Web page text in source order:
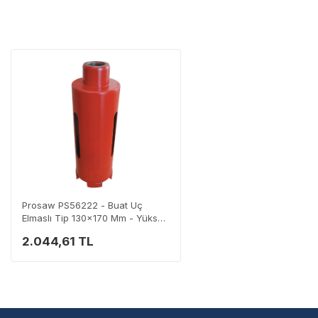
Tüm
Prosaw PS56222 - Buat Uç
Elmaslı Tip 130x170 Mm - Yüksek
2.044,61 TL